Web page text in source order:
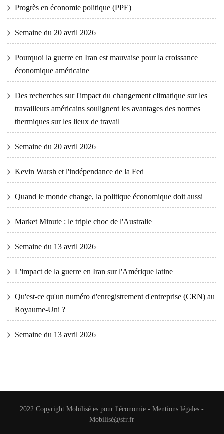
Progrès en économie politique (PPE)
Semaine du 20 avril 2026
Pourquoi la guerre en Iran est mauvaise pour la croissance
économique américaine
Des recherches sur l'impact du changement climatique sur les
travailleurs américains soulignent les avantages des normes
thermiques sur les lieux de travail
Semaine du 20 avril 2026
Kevin Warsh et l'indépendance de la Fed
Quand le monde change, la politique économique doit aussi
Market Minute : le triple choc de l'Australie
Semaine du 13 avril 2026
L'impact de la guerre en Iran sur l'Amérique latine
Qu'est-ce qu'un numéro d'enregistrement d'entreprise (CRN) au
Royaume-Uni ?
Semaine du 13 avril 2026
2022 Copyright Mobilisé.es pour l'économie - Mentions légales -
Mobilisé@sfr.fr